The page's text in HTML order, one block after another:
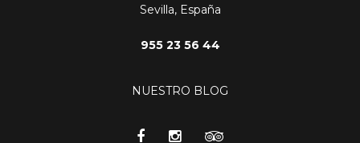
Sevilla, España
955 23 56 44
NUESTRO BLOG